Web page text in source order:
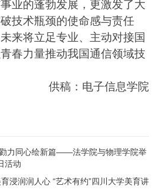
业的蓬勃发展，更激发了大
技术瓶颈的使命感与责任
来将立足专业、主动对接国
春力量推动我国通信领域技
供稿：电子信息学院
力同心绘新篇——法学院与物理学院举
活动
浸润润人心 “艺术有约”四川大学美育讲